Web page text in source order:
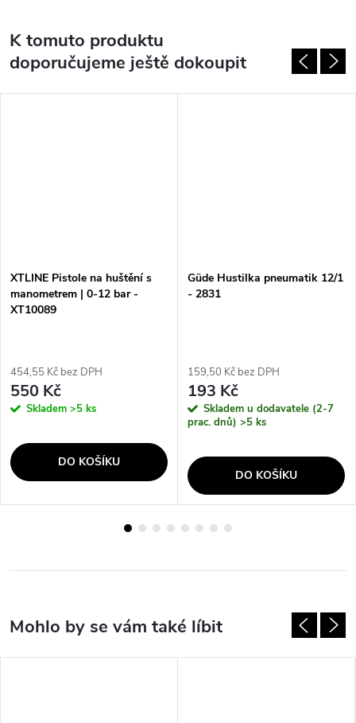
K tomuto produktu
doporučujeme ještě dokoupit
XTLINE Pistole na huštění s
manometrem | 0-12 bar -
XT10089
454,55 Kč bez DPH
550 Kč
Skladem >5 ks
DO KOŠÍKU
Güde Hustilka pneumatik 12/1
- 2831
159,50 Kč bez DPH
193 Kč
Skladem u dodavatele (2-7
prac. dnů) >5 ks
DO KOŠÍKU